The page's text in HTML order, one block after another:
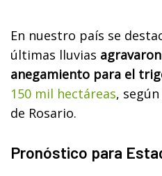
En nuestro país se
últimas lluvias
anegamiento para el
150 mil hectáreas,
de Rosario.
Pronóstico para